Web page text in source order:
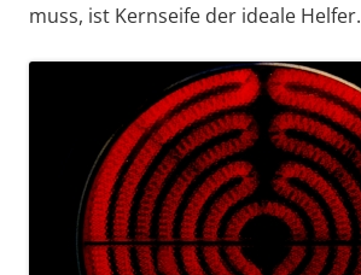
muss, ist Kernseife der ideale Helfer.